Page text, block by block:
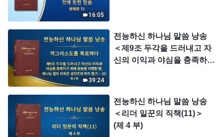
16:05
39:24
전능하신 하나님 말씀 낭송
＜제9조 두각을 드러내고 자
신의 이익과 야심을 충족하기
지 않고, 심지어는 하나님 집
의 이익을 팔아넘기며, 하나
님 집의 이익을 대가로 개인
의 명예를 얻는다(8)＞ (제 3
전능하신 하나님 말씀 낭송
＜리더 일꾼의 직책(11)＞
(제 4 부)